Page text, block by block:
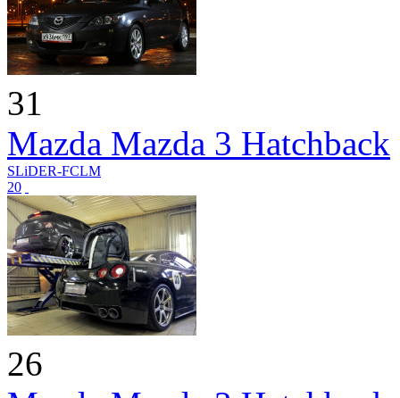
31
Mazda Mazda 3 Hatchback
SLiDER-FCLM
20
26